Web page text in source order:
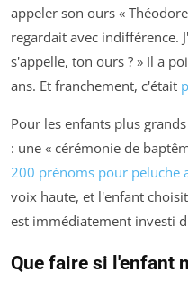
appeler son ours «
regardait avec indifférence.
s'appelle, ton ours ? » Il a
ans. Et franchement, c'était
Pour les enfants plus
: une « cérémonie de
200 prénoms pour peluche
voix haute, et l'enfant
est immédiatement investi
Que faire si l'enfant